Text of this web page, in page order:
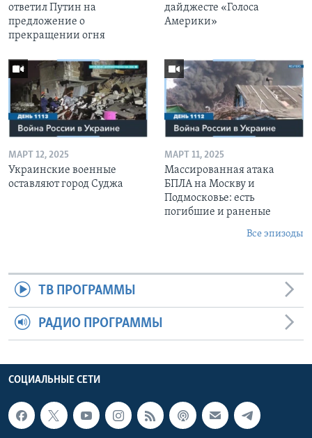
ответил Путин на
предложение о
прекращении огня
дайджесте «Голоса
Америки»
МАРТ 12, 2025
Украинские военные
оставляют город Суджа
МАРТ 11, 2025
Массированная атака
БПЛА на Москву и
Подмосковье: есть
погибшие и раненые
Все эпизоды
ТВ ПРОГРАММЫ
РАДИО ПРОГРАММЫ
СОЦИАЛЬНЫЕ СЕТИ